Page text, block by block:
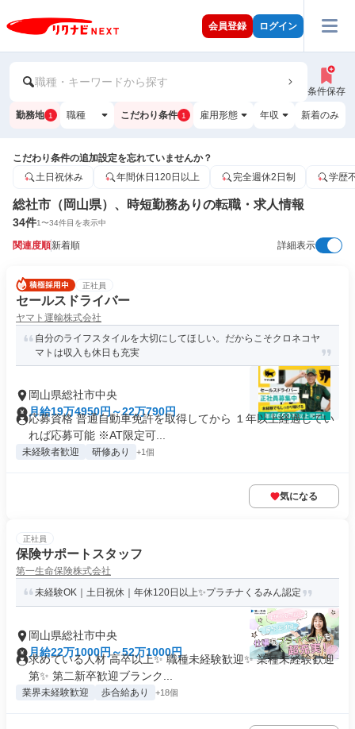
会員登録 ログイン
職種・キーワードから探す
条件保存
勤務地 1 職種 こだわり条件 1 雇用形態 年収 新着のみ
こだわり条件の追加設定を忘れていませんか？
土日祝休み
年間休日120日以上 完全週休2日制 学歴
総社市（岡山県）、時短勤務ありの転職・求人情報
34件1〜34件目を表示中
関連度順新着順 詳細表示
正社員
セールスドライバー
ヤマト運輸株式会社
自分のライフスタイルを大切にしてほしい。だからこそクロネコヤ
マトは収入も休日も充実
岡山県総社市中央
月給19万4950円～22万790円
応募資格 普通自動車免許を取得してから １年以上経過してい
れば応募可能 ※AT限定可...
未経験者歓迎 研修あり +1個
気になる
正社員
保険サポートスタッフ
第一生命保険株式会社
未経験OK｜土日祝休｜年休120日以上✨プラチナくるみん認定
岡山県総社市中央
月給22万1000円～52万1000円
求めている人材 高卒以上✨ 職種未経験歓迎✨ 業種未経験歓迎
第✨ 第二新卒歓迎ブランク...
業界未経験歓迎 歩合給あり +18個